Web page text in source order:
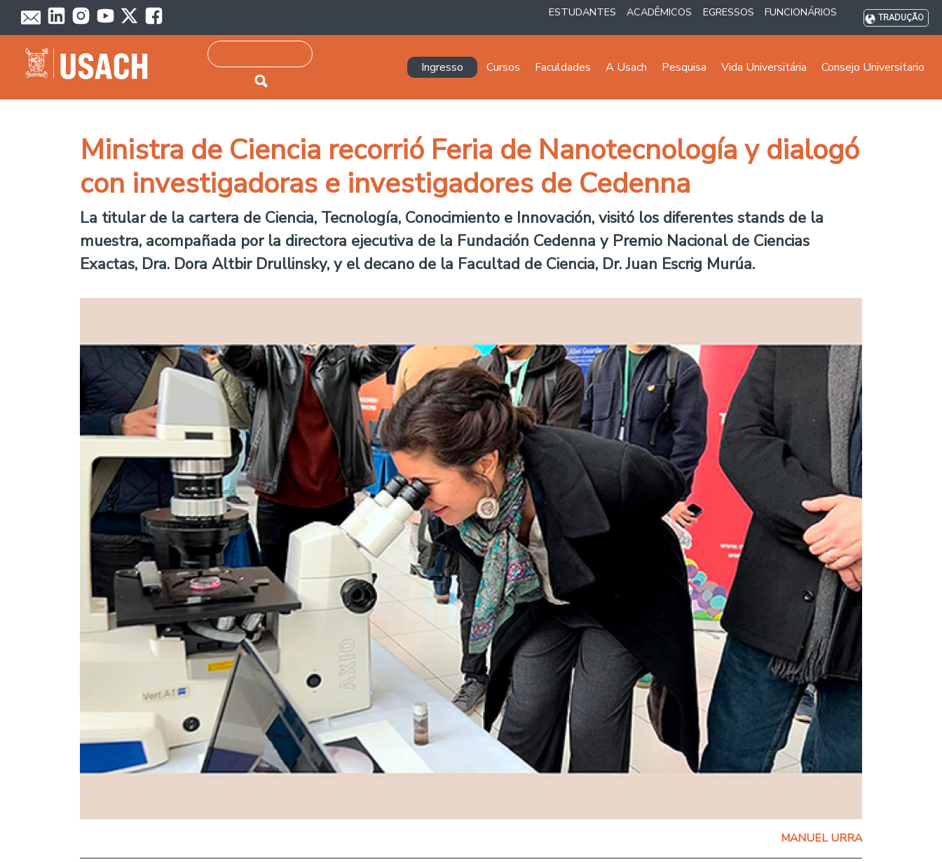
Passar para o conteúdo principal ESTUDANTES ACADÊMICOS EGRESSOS FUNCIONÁRIOS TRADUÇÃO
Pesquisar
Navegación principal
Ingresso Cursos Faculdades A Usach Pesquisa Vida Universitária Consejo Universitario
Ministra de Ciencia recorrió Feria de Nanotecnología y dialogó
con investigadoras e investigadores de Cedenna
La titular de la cartera de Ciencia, Tecnología, Conocimiento e Innovación, visitó los diferentes stands de la
muestra, acompañada por la directora ejecutiva de la Fundación Cedenna y Premio Nacional de Ciencias
Exactas, Dra. Dora Altbir Drullinsky, y el decano de la Facultad de Ciencia, Dr. Juan Escrig Murúa.
MANUEL URRA